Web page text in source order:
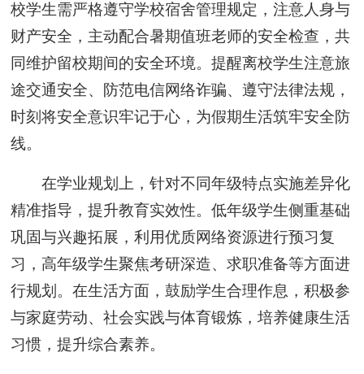
校学生需严格遵守学校宿舍管理规定，注意人身与
财产安全，主动配合暑期值班老师的安全检查，共
同维护留校期间的安全环境。提醒离校学生注意旅
途交通安全、防范电信网络诈骗、遵守法律法规，
时刻将安全意识牢记于心，为假期生活筑牢安全防
线。
在学业规划上，针对不同年级特点实施差异化
精准指导，提升教育实效性。低年级学生侧重基础
巩固与兴趣拓展，利用优质网络资源进行预习复
习，高年级学生聚焦考研深造、求职准备等方面进
行规划。在生活方面，鼓励学生合理作息，积极参
与家庭劳动、社会实践与体育锻炼，培养健康生活
习惯，提升综合素养。